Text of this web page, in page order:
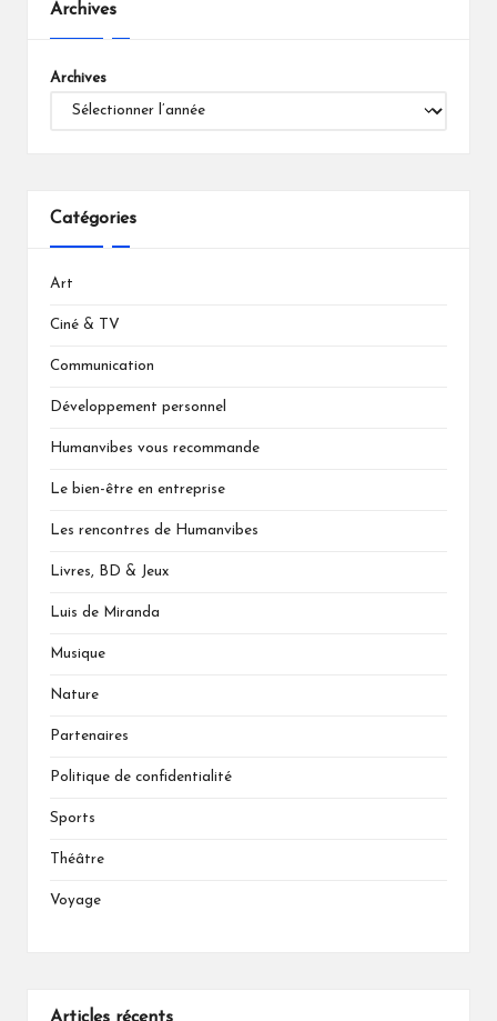
Archives
Archives
Catégories
Art
Ciné & TV
Communication
Développement personnel
Humanvibes vous recommande
Le bien-être en entreprise
Les rencontres de Humanvibes
Livres, BD & Jeux
Luis de Miranda
Musique
Nature
Partenaires
Politique de confidentialité
Sports
Théâtre
Voyage